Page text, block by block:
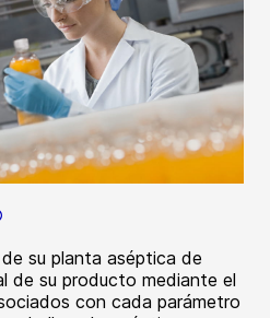
su planta aséptica de
de su producto mediante el
con cada parámetro